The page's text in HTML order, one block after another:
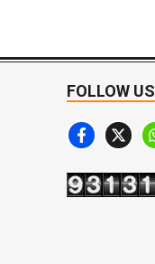
FOLLOW US